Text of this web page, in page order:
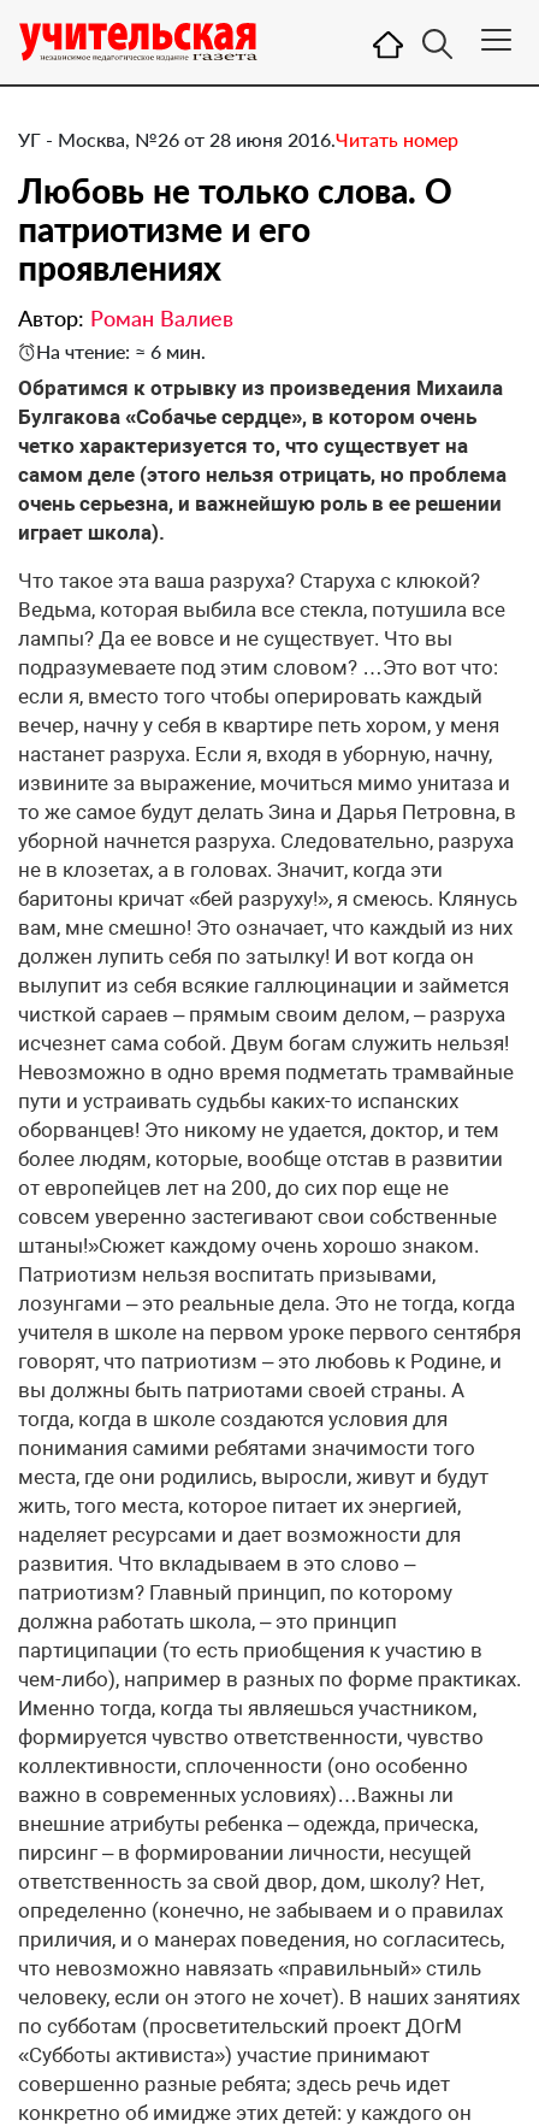
УГ - Москва, №26 от 28 июня 2016.Читать номер
Любовь не только слова. О
патриотизме и его
проявлениях
Автор: Роман Валиев
На чтение: ≈ 6 мин.
​Обратимся к отрывку из произведения Михаила
Булгакова «Собачье сердце», в котором очень
четко характеризуется то, что существует на
самом деле (этого нельзя отрицать, но проблема
очень серьезна, и важнейшую роль в ее решении
играет школа).
Что такое эта ваша разруха? Старуха с клюкой?
Ведьма, которая выбила все стекла, потушила все
лампы? Да ее вовсе и не существует. Что вы
подразумеваете под этим словом? …Это вот что:
если я, вместо того чтобы оперировать каждый
вечер, начну у себя в квартире петь хором, у меня
настанет разруха. Если я, входя в уборную, начну,
извините за выражение, мочиться мимо унитаза и
то же самое будут делать Зина и Дарья Петровна, в
уборной начнется разруха. Следовательно, разруха
не в клозетах, а в головах. Значит, когда эти
баритоны кричат «бей разруху!», я смеюсь. Клянусь
вам, мне смешно! Это означает, что каждый из них
должен лупить себя по затылку! И вот когда он
вылупит из себя всякие галлюцинации и займется
чисткой сараев – прямым своим делом, – разруха
исчезнет сама собой. Двум богам служить нельзя!
Невозможно в одно время подметать трамвайные
пути и устраивать судьбы каких-то испанских
оборванцев! Это никому не удается, доктор, и тем
более людям, которые, вообще отстав в развитии
от европейцев лет на 200, до сих пор еще не
совсем уверенно застегивают свои собственные
штаны!»Сюжет каждому очень хорошо знаком.
Патриотизм нельзя воспитать призывами,
лозунгами – это реальные дела. Это не тогда, когда
учителя в школе на первом уроке первого сентября
говорят, что патриотизм – это любовь к Родине, и
вы должны быть патриотами своей страны. А
тогда, когда в школе создаются условия для
понимания самими ребятами значимости того
места, где они родились, выросли, живут и будут
жить, того места, которое питает их энергией,
наделяет ресурсами и дает возможности для
развития. Что вкладываем в это слово –
патриотизм? Главный принцип, по которому
должна работать школа, – это принцип
партиципации (то есть приобщения к участию в
чем-либо), например в разных по форме практиках.
Именно тогда, когда ты являешься участником,
формируется чувство ответственности, чувство
коллективности, сплоченности (оно особенно
важно в современных условиях)…Важны ли
внешние атрибуты ребенка – одежда, прическа,
пирсинг – в формировании личности, несущей
ответственность за свой двор, дом, школу? Нет,
определенно (конечно, не забываем и о правилах
приличия, и о манерах поведения, но согласитесь,
что невозможно навязать «правильный» стиль
человеку, если он этого не хочет). В наших занятиях
по субботам (просветительский проект ДОгМ
«Субботы активиста») участие принимают
совершенно разные ребята; здесь речь идет
конкретно об имидже этих детей: у каждого он